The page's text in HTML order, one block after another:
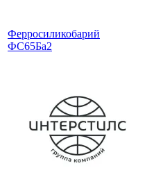
Ферросиликобарий
ФС65Ба2